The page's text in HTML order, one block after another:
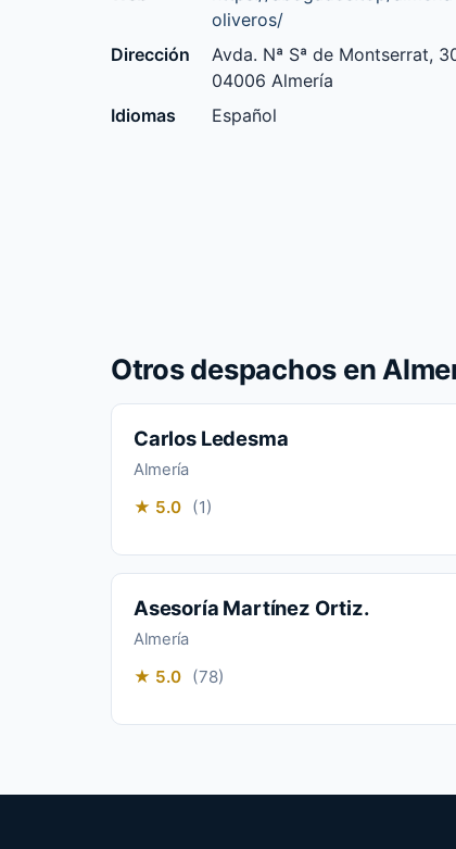
oliveros/
Dirección
Avda. Nª Sª de Montserrat,
04006 Almería
Idiomas
Español
Otros despachos en
Carlos Ledesma
Almería
★ 5.0 (1)
Asesoría Martínez Ortiz.
Almería
★ 5.0 (78)